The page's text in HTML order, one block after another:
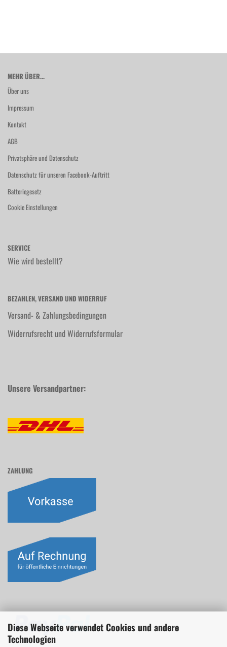
Diese Webseite verwendet Cookies und andere
Technologien
MEHR ÜBER...
Über uns
Impressum
Kontakt
AGB
Privatsphäre und Datenschutz
Datenschutz für unseren Facebook-Auftritt
Batteriegesetz
Cookie Einstellungen
SERVICE
Wie wird bestellt?
BEZAHLEN, VERSAND UND WIDERRUF
Versand- & Zahlungsbedingungen
Widerrufsrecht und Widerrufsformular
Unsere Versandpartner:
ZAHLUNG